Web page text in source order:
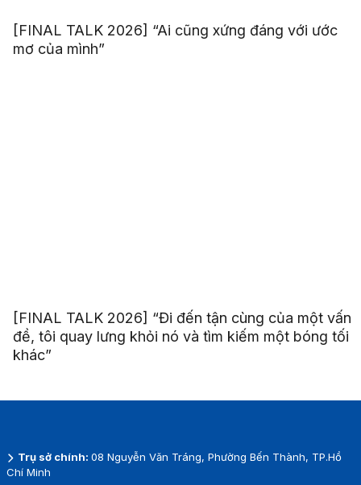
[FINAL TALK 2026] “Ai cũng xứng đáng với ước
mơ của mình”
[FINAL TALK 2026] “Đi đến tận cùng của một vấn
đề, tôi quay lưng khỏi nó và tìm kiếm một bóng tối
khác”
Trụ sở chính: 08 Nguyễn Văn Tráng, Phường Bến Thành, TP.Hồ
Chí Minh